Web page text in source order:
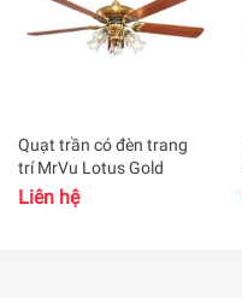
THÔNG SỐ KỸ THUẬT:
Công suất (W)
Quạt trần có đèn trang
trí MrVu Lotus Gold
Liên hệ